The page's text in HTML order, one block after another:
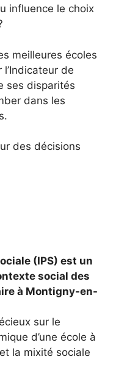
influence le choix
meilleures écoles
de
ses disparités
dans les
des décisions
(IPS) est un
social des
à Montigny-en-
sur le
d’une école à
la mixité sociale